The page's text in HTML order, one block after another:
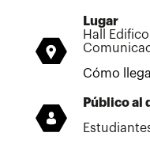
Lugar
Hall
Cómo
Público al